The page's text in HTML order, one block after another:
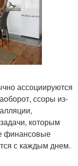
квартира
в
стиле
квартира
ассоциируются
ссоры из-
которым
финансовые
с каждым днем.